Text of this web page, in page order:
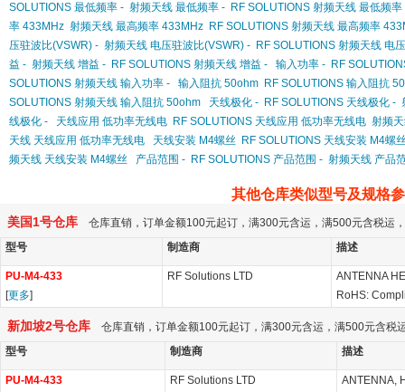
SOLUTIONS 最低频率 - 射频天线 最低频率 - RF SOLUTIONS 射频天线 最低频率
率 433MHz 射频天线 最高频率 433MHz RF SOLUTIONS 射频天线 最高频率
压驻波比(VSWR) - 射频天线 电压驻波比(VSWR) - RF SOLUTIONS 射频天线 电
益 - 射频天线 增益 - RF SOLUTIONS 射频天线 增益 - 输入功率 - RF
SOLUTIONS 射频天线 输入功率 -
输入阻抗 50ohm RF SOLUTIONS 输入阻抗
SOLUTIONS 射频天线 输入阻抗 50ohm
天线极化 - RF SOLUTIONS 天线极化 -
线极化 -
天线应用 低功率无线电 RF SOLUTIONS 天线应用 低功率无线电 射频
天线 天线应用 低功率无线电
天线安装 M4螺丝
RF SOLUTIONS 天线安装 M4螺
频天线 天线安装 M4螺丝
产品范围 - RF SOLUTIONS 产品范围 - 射频天线 产品
其他仓库类似型号及规格
美国1号仓库 仓库直销，订单金额100元起订，满300元含运，满500元含税运
型号
制造商 描述
PU-M4-433
[更多]
RF Solutions LTD
ANTENNA
RoHS:
新加坡2号仓库 仓库直销，订单金额100元起订，满300元含运，满500元含税
型号
制造商 描述
PU-M4-433
RF Solutions LTD ANTENNA,